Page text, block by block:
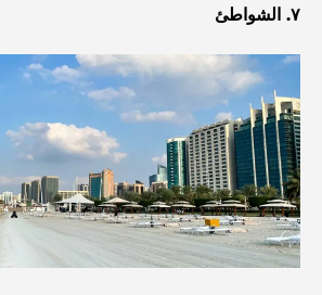
أماكن رومانسية في دبي للحظات لا تُنسى
أفضل إقامة محلية في دبي: أفضل
٧. الشواطئ